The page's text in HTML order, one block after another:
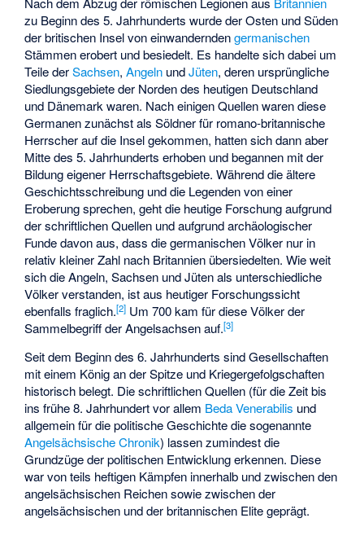
zu Beginn des 5. Jahrhunderts wurde der Osten und Süden
der britischen Insel von einwanderndengermanischen
Stämmen erobert und besiedelt. Es handelte sich dabei um
Teile derSachsen,Angeln undJüten, deren ursprüngliche
Siedlungsgebiete der Norden des heutigen Deutschland
und Dänemark waren. Nach einigen Quellen waren diese
Germanen zunächst als Söldner für romano-britannische
Herrscher auf die Insel gekommen, hatten sich dann aber
Mitte des 5. Jahrhunderts erhoben und begannen mit der
Bildung eigener Herrschaftsgebiete. Während die ältere
Geschichtsschreibung und die Legenden von einer
Eroberung sprechen, geht die heutige Forschung aufgrund
der schriftlichen Quellen und aufgrund archäologischer
Funde davon aus, dass die germanischen Völker nur in
relativ kleiner Zahl nach Britannien übersiedelten. Wie weit
sich die Angeln, Sachsen und Jüten als unterschiedliche
Völker verstanden, ist aus heutiger Forschungssicht
ebenfalls fraglich.[2] Um 700 kam für diese Völker der
Sammelbegriff der Angelsachsen auf.[3]
Seit dem Beginn des 6. Jahrhunderts sind Gesellschaften
mit einem König an der Spitze und Kriegergefolgschaften
historisch belegt. Die schriftlichen Quellen (für die Zeit bis
ins frühe 8. Jahrhundert vor allem Beda Venerabilis und
allgemein für die politische Geschichte die sogenannte
Angelsächsische Chronik) lassen zumindest die
Grundzüge der politischen Entwicklung erkennen. Diese
war von teils heftigen Kämpfen innerhalb und zwischen den
angelsächsischen Reichen sowie zwischen der
angelsächsischen und der britannischen Elite geprägt.